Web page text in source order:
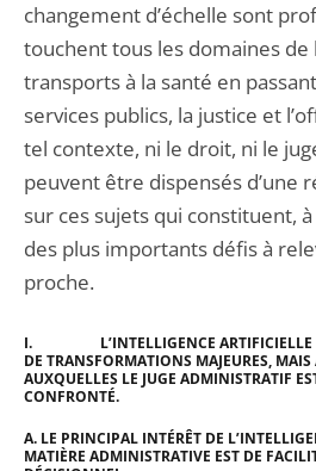
changement d’échelle sont
touchent tous les domaines de
transports à la santé en
services publics, la justice et
tel contexte, ni le droit, ni le
peuvent être dispensés d’une
sur ces sujets qui constituent, à
des plus importants défis à
proche.
I. L’INTELLIGENCE ARTIFICIELLE
DE TRANSFORMATIONS MAJEURES,
AUXQUELLES LE JUGE ADMINISTRATIF
CONFRONTÉ.
A. LE PRINCIPAL INTÉRÊT DE
MATIÈRE ADMINISTRATIVE EST DE